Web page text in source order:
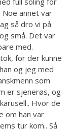
Noe annet var
så dro vi på
små. Det var
med.
for der kunne
og jeg med
som
er sjenerøs, og
Hvor de
om han var
tur kom.. Så